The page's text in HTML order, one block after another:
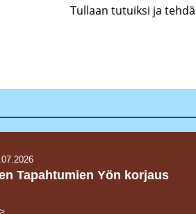
Tullaan tutuiksi ja
Tapahtumien Yön korjaus